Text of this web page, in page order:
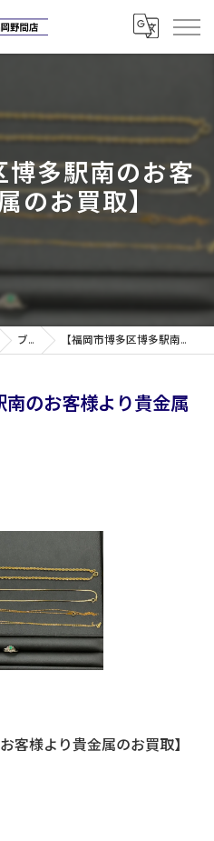
多駅南のお客
のお買取】
ブログ 【福岡市博多区博多駅南のお客様より貴金属のお買取】
南のお客様より貴金属
客様より貴金属のお買取】